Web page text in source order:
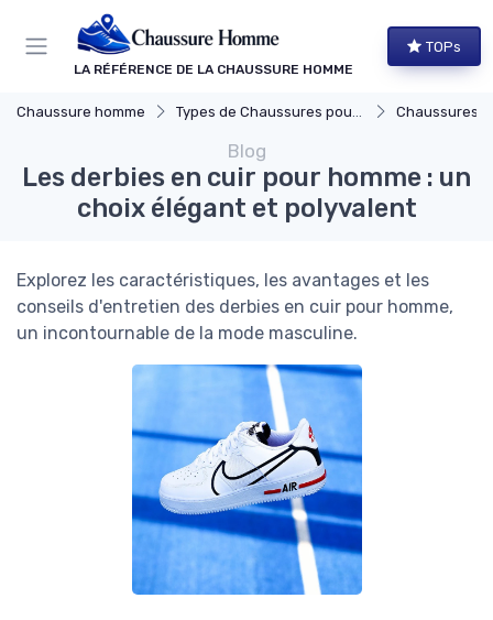
LA RÉFÉRENCE DE LA CHAUSSURE HOMME
TOPs
Chaussure homme Types de Chaussures pour Hommes Chaussures
Blog
Les derbies en cuir pour homme : un
choix élégant et polyvalent
Explorez les caractéristiques, les avantages et les
conseils d'entretien des derbies en cuir pour homme,
un incontournable de la mode masculine.
Panneau de gestion des cookies